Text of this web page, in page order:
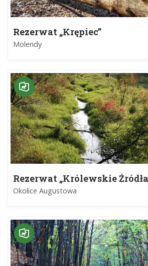
Rezerwat „Krępiec”
Molendy
Rezerwat „Królewskie
Okolice Augustowa